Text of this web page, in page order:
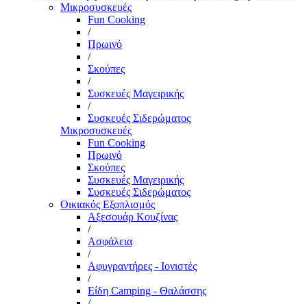
Μικροσυσκευές
Fun Cooking
/
Πρωινό
/
Σκούπες
/
Συσκευές Μαγειρικής
/
Συσκευές Σιδερώματος
Μικροσυσκευές
Fun Cooking
Πρωινό
Σκούπες
Συσκευές Μαγειρικής
Συσκευές Σιδερώματος
Οικιακός Εξοπλισμός
Αξεσουάρ Κουζίνας
/
Ασφάλεια
/
Αφυγραντήρες - Ιονιστές
/
Είδη Camping - Θαλάσσης